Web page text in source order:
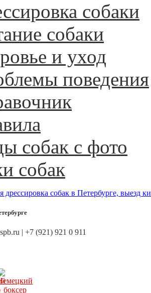
собаки
собаки
и уход
поведения
собак с фото
собак
| +7 (921) 921 0 911